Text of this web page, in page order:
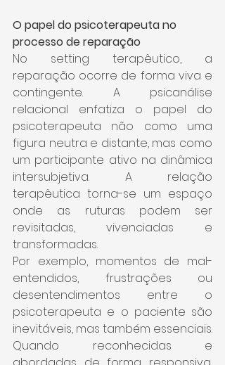
O papel do psicoterapeuta no
processo de reparação
No setting terapêutico, a
reparação ocorre de forma viva e
contingente. A psicanálise
relacional enfatiza o papel do
psicoterapeuta não como uma
figura neutra e distante, mas como
um participante ativo na dinâmica
intersubjetiva. A relação
terapêutica torna-se um espaço
onde as ruturas podem ser
revisitadas, vivenciadas e
transformadas.
Por exemplo, momentos de mal-
entendidos, frustrações ou
desentendimentos entre o
psicoterapeuta e o paciente são
inevitáveis, mas também essenciais.
Quando reconhecidas e